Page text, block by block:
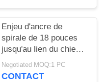
Enjeu d'ancre de
spirale de 18 pouces
jusqu'au lien du chien
500lbs
Negotiated MOQ:1 PC
CONTACT